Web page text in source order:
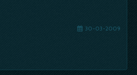
30-03-2009